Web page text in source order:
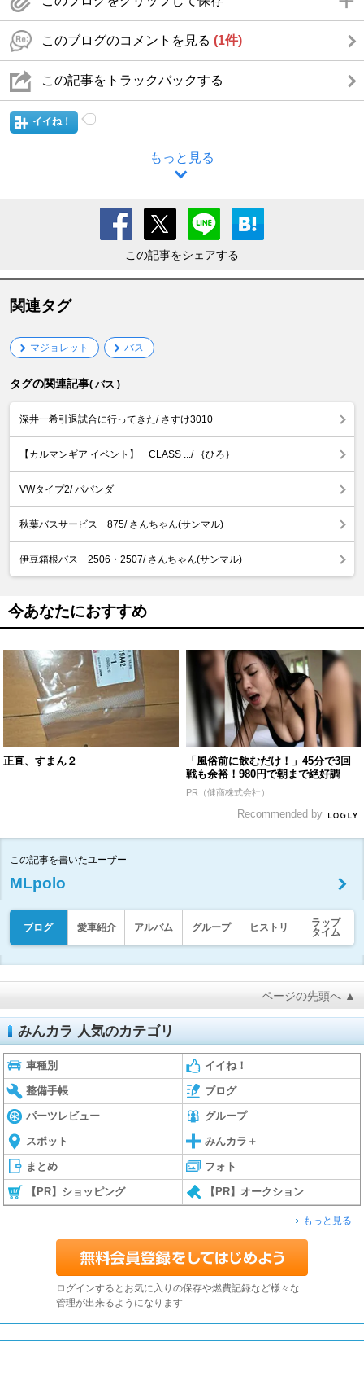
このブログのコメントを見る (1件)
この記事をトラックバックする
イイね！
もっと見る
この記事をシェアする
関連タグ
マジョレット バス
タグの関連記事( バス )
深井一希引退試合に行ってきた/ さすけ3010
【カルマンギア イベント】 CLASS .../ ｛ひろ｝
VWタイプ2/ パパンダ
秋葉バスサービス 875/ さんちゃん(サンマル)
伊豆箱根バス 2506・2507/ さんちゃん(サンマル)
今あなたにおすすめ
正直、すまん２
「風俗前に飲むだけ！」45分で3回
戦も余裕！980円で朝まで絶好調
PR（健商株式会社）
Recommended by
この記事を書いたユーザー
MLpolo
ブログ 愛車紹介 アルバム グループ ヒストリ
ラップ
タイム
ページの先頭へ ▲
みんカラ 人気のカテゴリ
車種別 イイね！
整備手帳 ブログ
パーツレビュー グループ
スポット みんカラ＋
まとめ フォト
【PR】ショッピング 【PR】オークション
もっと見る
ログインするとお気に入りの保存や燃費記録など様々な
管理が出来るようになります